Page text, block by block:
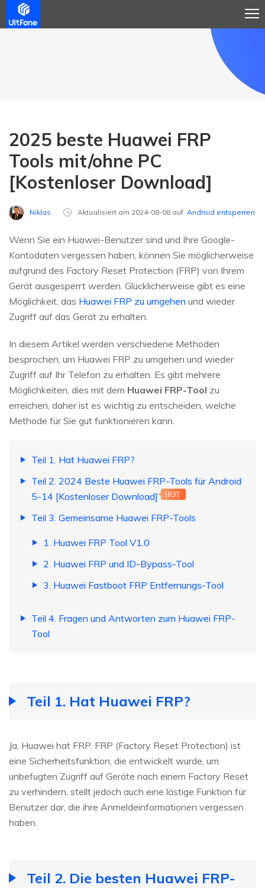
2025 beste Huawei FRP
Tools mit/ohne PC
[Kostenloser Download]
Niklas Aktualisiert am 2024-08-08 auf Android entsperren
Wenn Sie ein Huawei-Benutzer sind und Ihre Google-
Kontodaten vergessen haben, können Sie möglicherweise
aufgrund des Factory Reset Protection (FRP) von Ihrem
Gerät ausgesperrt werden. Glücklicherweise gibt es eine
Möglichkeit, das Huawei FRP zu umgehen und wieder
Zugriff auf das Gerät zu erhalten.
In diesem Artikel werden verschiedene Methoden
besprochen, um Huawei FRP zu umgehen und wieder
Zugriff auf Ihr Telefon zu erhalten. Es gibt mehrere
Möglichkeiten, dies mit dem Huawei FRP-Tool zu
erreichen, daher ist es wichtig zu entscheiden, welche
Methode für Sie gut funktionieren kann.
Teil 1. Hat Huawei FRP?
Teil 2. 2024 Beste Huawei FRP-Tools für Android
5-14 [Kostenloser Download]
HOT
Teil 3. Gemeinsame Huawei FRP-Tools
1. Huawei FRP Tool V1.0
2. Huawei FRP und ID-Bypass-Tool
3. Huawei Fastboot FRP Entfernungs-Tool
Teil 4. Fragen und Antworten zum Huawei FRP-
Tool
Teil 1. Hat Huawei FRP?
Ja, Huawei hat FRP. FRP (Factory Reset Protection) ist
eine Sicherheitsfunktion, die entwickelt wurde, um
unbefugten Zugriff auf Geräte nach einem Factory Reset
zu verhindern, stellt jedoch auch eine lästige Funktion für
Benutzer dar, die ihre Anmeldeinformationen vergessen
haben.
Teil 2. Die besten Huawei FRP-